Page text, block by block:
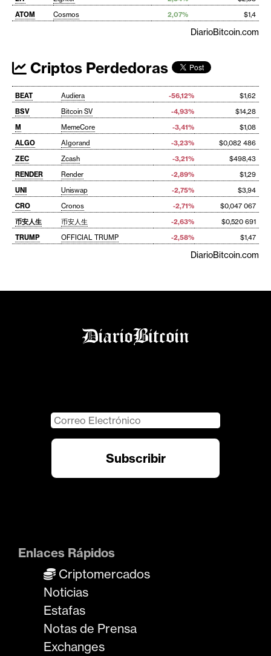
ATOM
Cosmos 2,07% $1,4
DiarioBitcoin.com
Criptos Perdedoras
BEAT Audiera -56,12%
$1,62
BSV
Bitcoin SV -4,93%
$14,28
M
MemeCore -3,41%
$1,08
ALGO
Algorand -3,23%
$0,082 486
ZEC
Zcash -3,21%
$498,43
RENDER
Render -2,89%
$1,29
UNI
Uniswap -2,75%
$3,94
CRO
Cronos -2,71%
$0,047 067
币安人生
币安人生 -2,63%
$0,520 691
TRUMP
OFFICIAL TRUMP -2,58% $1,47
DiarioBitcoin.com
Enlaces Rápidos
Criptomercados
Noticias
Estafas
Notas de Prensa
Exchanges